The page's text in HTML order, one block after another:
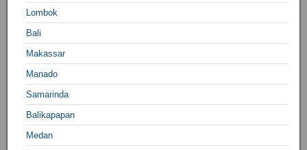
Lombok
Bali
Makassar
Manado
Samarinda
Balikapapan
Medan